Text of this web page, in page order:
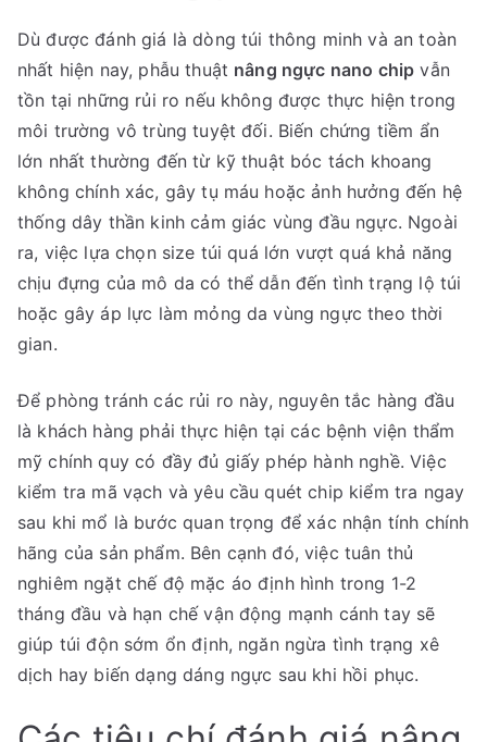
Dù được đánh giá là dòng túi thông minh và an toàn
nhất hiện nay, phẫu thuật nâng ngực nano chip vẫn
tồn tại những rủi ro nếu không được thực hiện trong
môi trường vô trùng tuyệt đối. Biến chứng tiềm ẩn
lớn nhất thường đến từ kỹ thuật bóc tách khoang
không chính xác, gây tụ máu hoặc ảnh hưởng đến hệ
thống dây thần kinh cảm giác vùng đầu ngực. Ngoài
ra, việc lựa chọn size túi quá lớn vượt quá khả năng
chịu đựng của mô da có thể dẫn đến tình trạng lộ túi
hoặc gây áp lực làm mỏng da vùng ngực theo thời
gian.
Để phòng tránh các rủi ro này, nguyên tắc hàng đầu
là khách hàng phải thực hiện tại các bệnh viện thẩm
mỹ chính quy có đầy đủ giấy phép hành nghề. Việc
kiểm tra mã vạch và yêu cầu quét chip kiểm tra ngay
sau khi mổ là bước quan trọng để xác nhận tính chính
hãng của sản phẩm. Bên cạnh đó, việc tuân thủ
nghiêm ngặt chế độ mặc áo định hình trong 1-2
tháng đầu và hạn chế vận động mạnh cánh tay sẽ
giúp túi độn sớm ổn định, ngăn ngừa tình trạng xê
dịch hay biến dạng dáng ngực sau khi hồi phục.